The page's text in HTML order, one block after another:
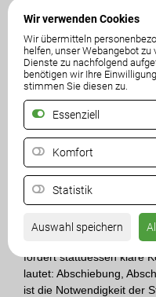
Wir verwenden Cookies
Wir übermitteln
helfen, unser Webangebot
Dienste zu nachfolgend
benötigen wir Ihre
stimmen Sie diesen zu.
Essenziell
Komfort
Statistik
Auswahl speichern
abzuschieben. So einfach
aktuelle Zahlen des
„Jeder vierte Asylwerber
drei sind Analphabeten –
Afghanistan kommen. Sie
Hausordnung nicht
ÖVP sei auf ganzer Linie
Auch FPÖ-LAbg. Markus
reinen Aktionismus:
Problem. Sie ist der
nachdem SPÖ und ÖVP
Bevölkerung braucht
ihre Interessen vertritt -
fordert stattdessen klare
lautet: Abschiebung,
ist die Notwendigkeit der